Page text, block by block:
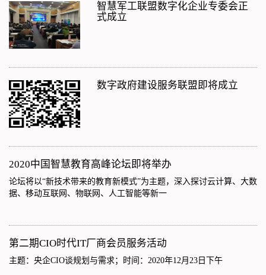
智慧军工联盟数字化企业专委会正
式成立
数字政府建设服务联盟即将成立
2020中国智慧教育高峰论坛即将举办
论坛将以“新技术带来的教育新模式”为主题，深入探讨云计算、大数
据、移动互联网、物联网、人工智能等新一
第二期CIO时代IT厂商会员服务活动
主题：央企CIO谈规划与需求；时间：2020年12月23日下午